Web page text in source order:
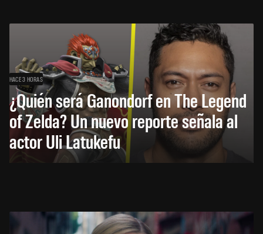
HACE 3 HORAS
¿Quién será Ganondorf en The Legend
of Zelda? Un nuevo reporte señala al
actor Uli Latukefu